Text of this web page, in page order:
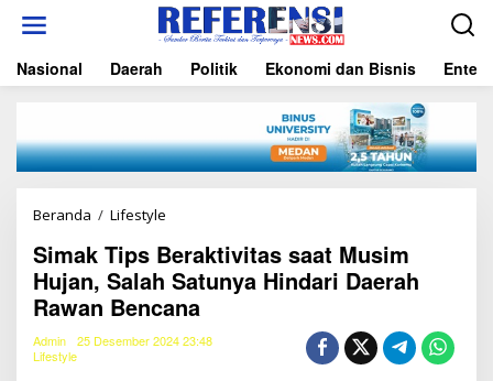
t
Nasional Daerah Politik Ekonomi dan Bisnis
Beranda / Lifestyle
m
a
k
T
i
Simak Tips Beraktivitas saat Musim
Hujan, Salah Satunya Hindari Daerah
Rawan Bencana
Admin
25 Desember 2024 23:48
Lifestyle